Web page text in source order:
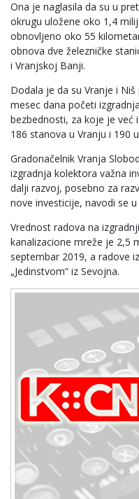
Ona je naglasila da su u
okrugu uložene oko 1,4
obnovljeno oko 55
obnova dve železničke
i Vranjskoj Banji.
Dodala je da su Vranje i
mesec dana početi
bezbednosti, za koje je već
186 stanova u Vranju i 190
Gradonačelnik Vranja
izgradnja kolektora važna
dalji razvoj, posebno za
nove investicije, navodi se
Vrednost radova na
kanalizacione mreže je 2,5
septembar 2019, a radove
„Jedinstvom“ iz Sevojna.